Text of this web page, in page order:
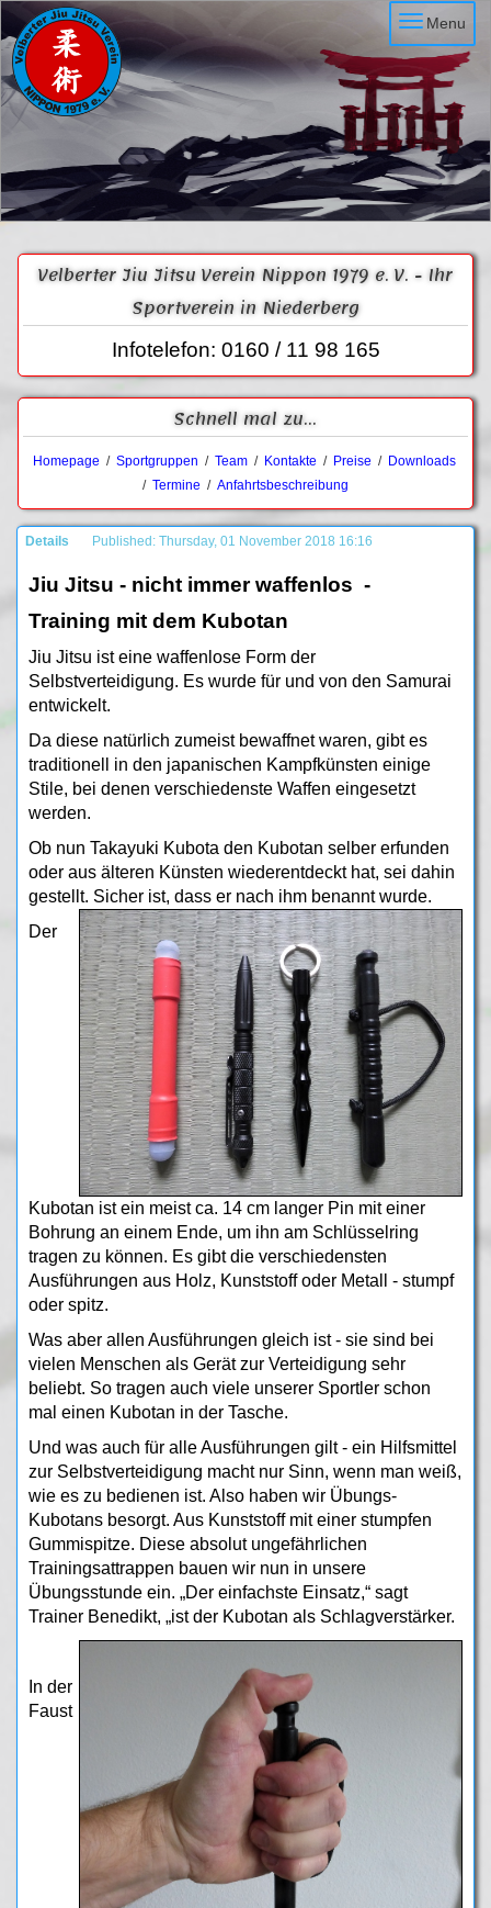
Menu
Velberter Jiu Jitsu Verein Nippon 1979 e. V. - Ihr
Sportverein in Niederberg
Infotelefon: 0160 / 11 98 165
Schnell mal zu...
Homepage / Sportgruppen / Team/ Kontakte / Preise / Downloads
/ Termine / Anfahrtsbeschreibung
Details Published: Thursday, 01 November 2018 16:16
Jiu Jitsu - nicht immer waffenlos -
Training mit dem Kubotan
Jiu Jitsu ist eine waffenlose Form der
Selbstverteidigung. Es wurde für und von den Samurai
entwickelt.
Da diese natürlich zumeist bewaffnet waren, gibt es
traditionell in den japanischen Kampfkünsten einige
Stile, bei denen verschiedenste Waffen eingesetzt
werden.
Ob nun Takayuki Kubota den Kubotan selber erfunden
oder aus älteren Künsten wiederentdeckt hat, sei dahin
gestellt. Sicher ist, dass er nach ihm benannt wurde.
Der
Kubotan ist ein meist ca. 14 cm langer Pin mit einer
Bohrung an einem Ende, um ihn am Schlüsselring
tragen zu können. Es gibt die verschiedensten
Ausführungen aus Holz, Kunststoff oder Metall - stumpf
oder spitz.
Was aber allen Ausführungen gleich ist - sie sind bei
vielen Menschen als Gerät zur Verteidigung sehr
beliebt. So tragen auch viele unserer Sportler schon
mal einen Kubotan in der Tasche.
Und was auch für alle Ausführungen gilt - ein Hilfsmittel
zur Selbstverteidigung macht nur Sinn, wenn man weiß,
wie es zu bedienen ist. Also haben wir Übungs-
Kubotans besorgt. Aus Kunststoff mit einer stumpfen
Gummispitze. Diese absolut ungefährlichen
Trainingsattrappen bauen wir nun in unsere
Übungsstunde ein. „Der einfachste Einsatz,“ sagt
Trainer Benedikt, „ist der Kubotan als Schlagverstärker.
In der
Faust